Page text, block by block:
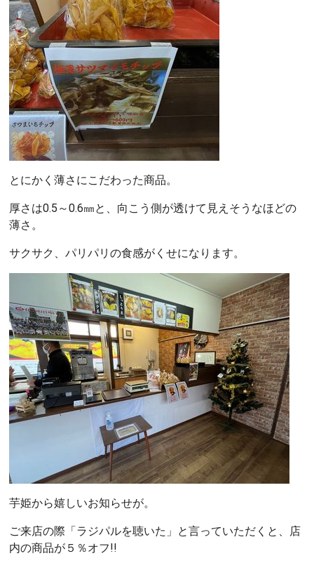
とにかく薄さにこだわった商品。
厚さは0.5～0.6㎜と、向こう側が透けて見えそうなほどの
薄さ。
サクサク、パリパリの食感がくせになります。
芋姫から嬉しいお知らせが。
ご来店の際「ラジパルを聴いた」と言っていただくと、店
内の商品が５％オフ!!